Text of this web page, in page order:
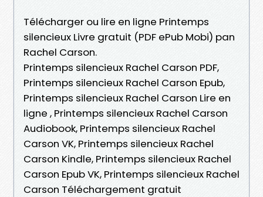
Télécharger ou lire en ligne Printemps
silencieux Livre gratuit (PDF ePub Mobi) pan
Rachel Carson.
Printemps silencieux Rachel Carson PDF,
Printemps silencieux Rachel Carson Epub,
Printemps silencieux Rachel Carson Lire en
ligne , Printemps silencieux Rachel Carson
Audiobook, Printemps silencieux Rachel
Carson VK, Printemps silencieux Rachel
Carson Kindle, Printemps silencieux Rachel
Carson Epub VK, Printemps silencieux Rachel
Carson Téléchargement gratuit